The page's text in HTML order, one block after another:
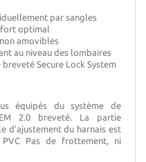
par sangles
optimal
amovibles
au niveau des lombaires
Secure Lock System
équipés du système de
2.0 breveté. La partie
d’ajustement du harnais est
PVC Pas de frottement, ni